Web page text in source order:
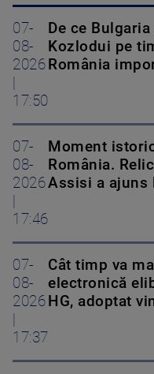
07-
08-
2026
17:50
De ce
Kozlodui pe
România
07-
08-
2026
17:46
Moment
România.
Assisi a ajuns
07-
08-
2026
17:37
Cât timp va
electronică
HG, adoptat